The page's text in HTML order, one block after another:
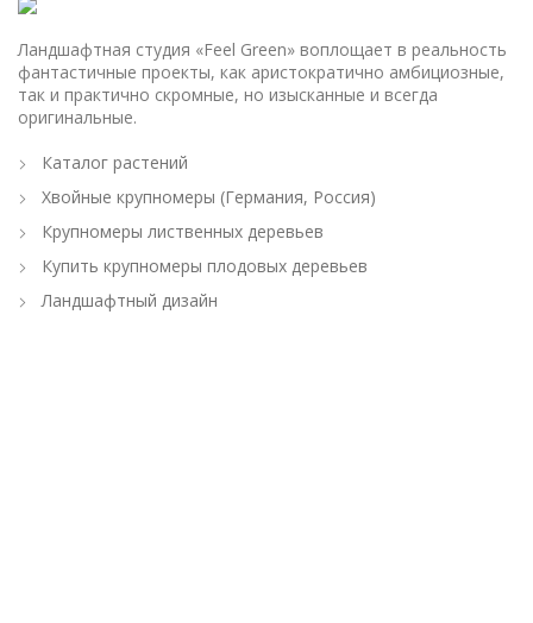
Ландшафтная студия «Feel Green» воплощает в реальность
фантастичные проекты, как аристократично амбициозные,
так и практично скромные, но изысканные и всегда
оригинальные.
Каталог растений
Хвойные крупномеры (Германия, Россия)
Крупномеры лиственных деревьев
Купить крупномеры плодовых деревьев
Ландшафтный дизайн